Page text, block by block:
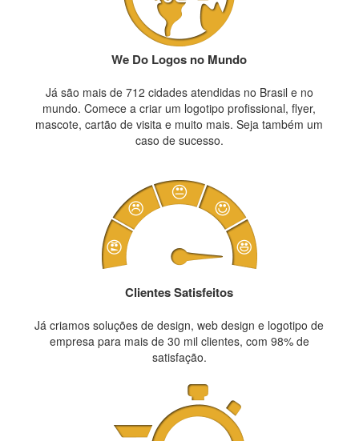
We Do Logos no Mundo
Já são mais de 712 cidades atendidas no Brasil e no
mundo. Comece a criar um logotipo profissional, flyer,
mascote, cartão de visita e muito mais. Seja também um
caso de sucesso.
Clientes Satisfeitos
Já criamos soluções de design, web design e logotipo de
empresa para mais de 30 mil clientes, com 98% de
satisfação.